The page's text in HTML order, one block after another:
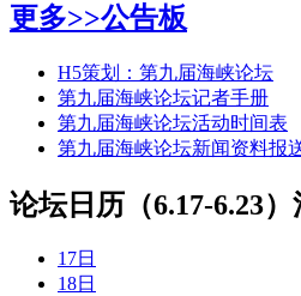
更多>>公告板
H5策划：第九届海峡论坛
第九届海峡论坛记者手册
第九届海峡论坛活动时间表
第九届海峡论坛新闻资料报
论坛日历（6.17-6.23）
17日
18日